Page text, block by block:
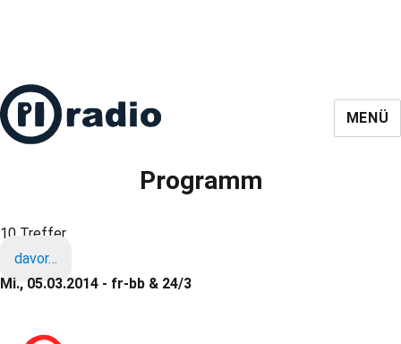
MENÜ
Programm
10 Treffer
davor…
Mi., 05.03.2014 - fr-bb & 24/3